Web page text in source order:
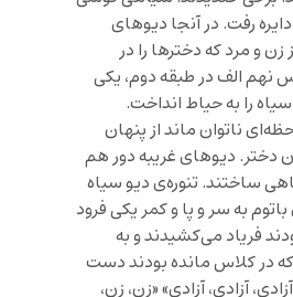
دایره رفت. در آنجا دیوهای
زن و مرد که دخترها را در
نهم الف در طبقه دوم، یکی
را به حیاط انداخت.
ناتوان ماند از پنهان
دیوهای غریبه دور هم
ساختند. تنوره‌ی دیو سیاه
به سر و پا و کمر یکی فرود
فریاد می‌کشیدند و به
در کلاس مانده بودند دست
آزادی، آزادی» «زن، زن،